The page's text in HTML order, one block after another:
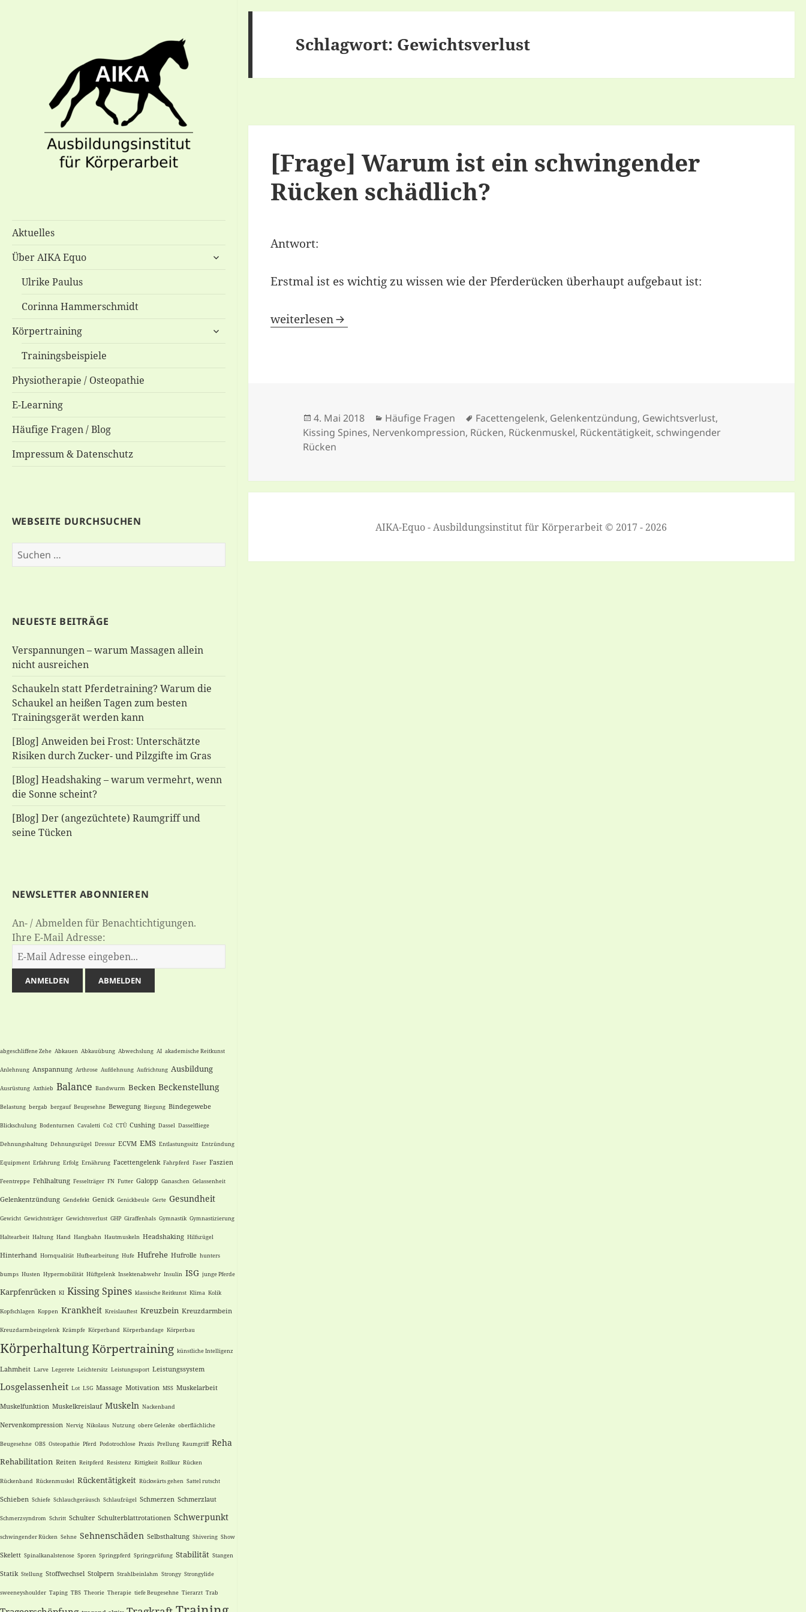
Aktuelles
Über AIKA Equo
untermenü
Ulrike Paulus
Corinna Hammerschmidt
Körpertraining
untermenü
Trainingsbeispiele
Physiotherapie / Osteopathie
E-Learning
Häufige Fragen / Blog
Impressum & Datenschutz
WEBSEITE DURCHSUCHEN
Suchen
nach:
NEUESTE BEITRÄGE
Verspannungen – warum Massagen allein
nicht ausreichen
Schaukeln statt Pferdetraining? Warum die
Schaukel an heißen Tagen zum besten
Trainingsgerät werden kann
[Blog] Anweiden bei Frost: Unterschätzte
Risiken durch Zucker- und Pilzgifte im Gras
[Blog] Headshaking – warum vermehrt, wenn
die Sonne scheint?
[Blog] Der (angezüchtete) Raumgriff und
seine Tücken
NEWSLETTER ABONNIEREN
An- / Abmelden für Benachtichtigungen.
Ihre E-Mail Adresse:
abgeschliffene Zehe Abkauen Abkauübung Abwechslung AI akademische Reitkunst
Anlehnung Anspannung Arthrose Aufdehnung Aufrichtung Ausbildung
Ausrüstung Axthieb Balance Bandwurm Becken Beckenstellung
Belastung bergab bergauf Beugesehne Bewegung Biegung Bindegewebe
Blickschulung Bodenturnen Cavaletti Co2 CTÜ Cushing Dassel Dasselfliege
Dehnungshaltung Dehnungszügel Dressur ECVM EMS Entlastungssitz Entzündung
Equipment Erfahrung Erfolg Ernährung Facettengelenk Fahrpferd Faser Faszien
Feentreppe Fehlhaltung Fesselträger FN Futter Galopp Ganaschen Gelassenheit
Gelenkentzündung Gendefekt Genick Genickbeule Gerte Gesundheit
Gewicht Gewichtsträger Gewichtsverlust GHP Giraffenhals Gymnastik Gymnastizierung
Haltearbeit Haltung Hand Hangbahn Hautmuskeln Headshaking Hilfszügel
Hinterhand Hornqualität Hufbearbeitung Hufe Hufrehe Hufrolle hunters
bumps Husten Hypermobilität Hüftgelenk Insektenabwehr Insulin ISG junge Pferde
Karpfenrücken KI Kissing Spines klassische Reitkunst Klima Kolik
Kopfschlagen Koppen Krankheit Kreislauftest Kreuzbein Kreuzdarmbein
Kreuzdarmbeingelenk Krämpfe Körperband Körperbandage Körperbau
Körperhaltung Körpertraining künstliche Intelligenz
Lahmheit Larve Legerete Leichtersitz Leistungssport Leistungssystem
Losgelassenheit Lot LSG Massage Motivation MSS Muskelarbeit
Muskelfunktion Muskelkreislauf Muskeln Nackenband
Nervenkompression Nervig Nikolaus Nutzung obere Gelenke oberflächliche
Beugesehne OBS Osteopathie Pferd Podotrochlose Praxis Prellung Raumgriff Reha
Rehabilitation Reiten Reitpferd Resistenz Rittigkeit Rollkur Rücken
Rückenband Rückenmuskel Rückentätigkeit Rückwärts gehen Sattel rutscht
Schieben Schiefe Schlauchgeräusch Schlaufzügel Schmerzen Schmerzlaut
Schmerzsyndrom Schritt Schulter Schulterblattrotationen Schwerpunkt
schwingender Rücken Sehne Sehnenschäden Selbsthaltung Shivering Show
Skelett Spinalkanalstenose Sporen Springpferd Springprüfung Stabilität Stangen
Statik Stellung Stoffwechsel Stolpern Strahlbeinlahm Strongy Strongylide
sweeneyshoulder Taping TBS Theorie Therapie tiefe Beugesehne Tierarzt Trab
Schlagwort: Gewichtsverlust
[Frage] Warum ist ein schwingender
Rücken schädlich?
Antwort:
Erstmal ist es wichtig zu wissen wie der Pferderücken überhaupt aufgebaut ist:
[Frage] Warum ist ein schwingender Rücken schädlich?
weiterlesen
Veröffentlicht
am
4. Mai 2018 Kategorien
Häufige Fragen Tags
Facettengelenk, Gelenkentzündung, Gewichtsverlust,
Kissing Spines, Nervenkompression, Rücken, Rückenmuskel, Rückentätigkeit, schwingender
Rücken
AIKA-Equo - Ausbildungsinstitut für Körperarbeit © 2017 - 2026